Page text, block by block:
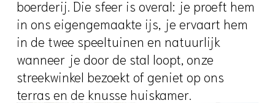
boerderij. Die sfeer is overal: je proeft hem
in ons eigengemaakte ijs, je ervaart hem
in de twee speeltuinen en natuurlijk
wanneer je door de stal loopt, onze
streekwinkel bezoekt of geniet op ons
terras en de knusse huiskamer.